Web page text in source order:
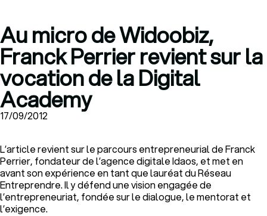
Au micro de Widoobiz,
Franck Perrier revient sur la
vocation de la Digital
Academy
17/09/2012
L’article revient sur le parcours entrepreneurial de Franck
Perrier, fondateur de l’agence digitale Idaos, et met en
avant son expérience en tant que lauréat du Réseau
Entreprendre. Il y défend une vision engagée de
l’entrepreneuriat, fondée sur le dialogue, le mentorat et
l’exigence.